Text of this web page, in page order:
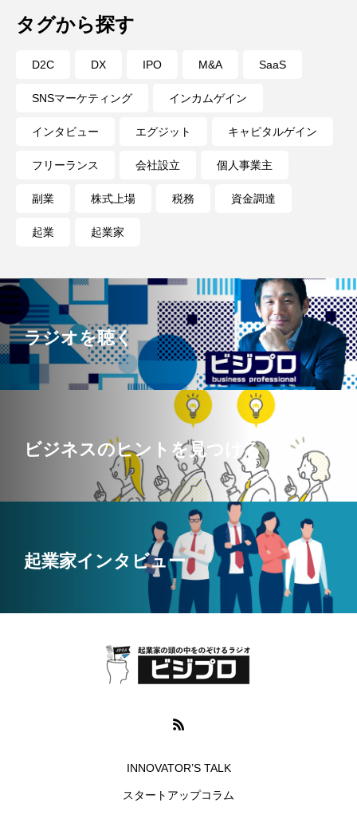
タグから探す
D2C DX IPO M&A SaaS
SNSマーケティング インカムゲイン
インタビュー エグジット キャピタルゲイン
フリーランス 会社設立 個人事業主
副業 株式上場 税務 資金調達
起業 起業家
ラジオを聴く
ビジネスのヒントを見つける
起業家インタビュー
INNOVATOR’S TALK
スタートアップコラム